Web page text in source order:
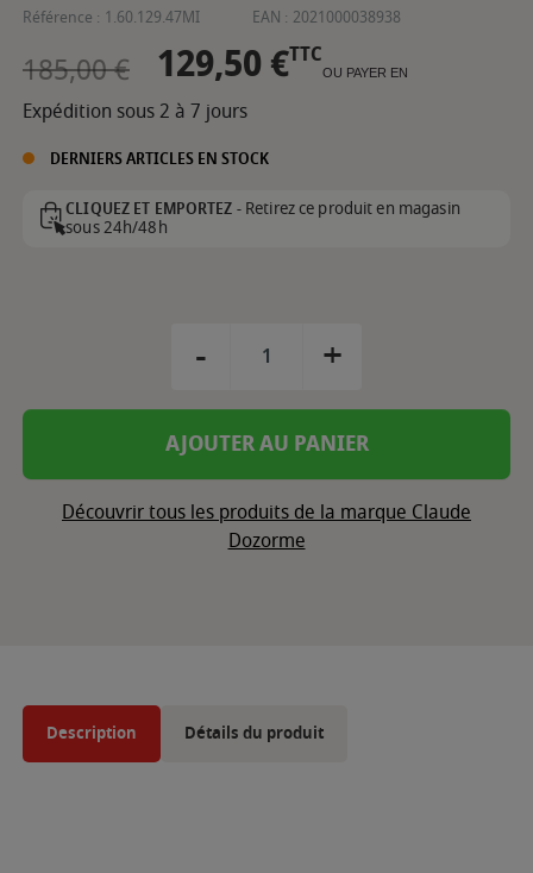
Référence : 1.60.129.47MI EAN : 2021000038938
185,00 € 129,50 €TTC
OU PAYER EN
Expédition sous 2 à 7 jours
DERNIERS ARTICLES EN STOCK
CLIQUEZ ET EMPORTEZ -Retirez ce produit en magasin
sous 24h/48h
- +
AJOUTER AU PANIER
Découvrir tous les produits de la marque Claude
Dozorme
Description Détails du produit